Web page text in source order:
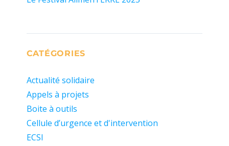
CATÉGORIES
Actualité solidaire
Appels à projets
Boite à outils
Cellule d’urgence et d'intervention
ECSI